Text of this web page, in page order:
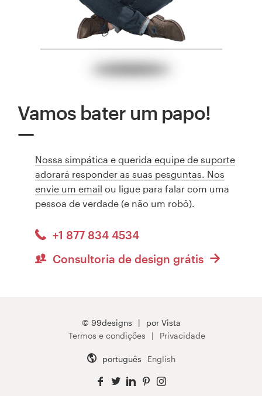
Vamos bater um papo!
Nossa simpática e querida equipe de suporte
adorará responder as suas pesguntas. Nos
envie um email ou ligue para falar com uma
pessoa de verdade (e não um robô).
+1 877 834 4534
Consultoria de design grátis
© 99designs
por Vista
Termos e condições
Privacidade
português English